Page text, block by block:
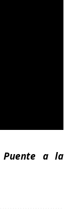
a la